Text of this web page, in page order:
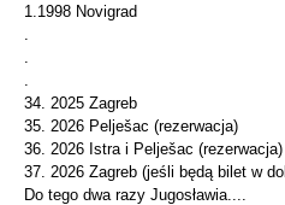
1.1998 Novigrad
34. 2025 Zagreb
35. 2026 Pelješac (rezerwacja)
36. 2026 Istra i Pelješac (rezerwacja)
37. 2026 Zagreb (jeśli będą bilet w
Do tego dwa razy Jugosławia....